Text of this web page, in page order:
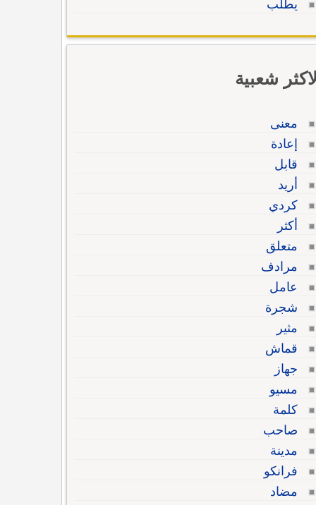
يطلب
الاكثر شعبية
معنى
إعادة
قابل
أريد
كردي
أكثر
متعلق
مرادف
عامل
شجرة
مثير
قماش
جهاز
مسيو
كلمة
صاحب
مدينة
فرانكو
مضاد